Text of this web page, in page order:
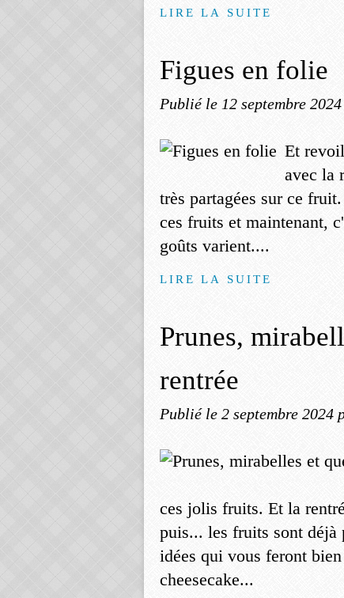
LIRE LA SUITE
Figues en folie
Publié le 12 septembre 2024
Et
avec la
très partagées sur ce
ces fruits et maintenant,
goûts varient....
LIRE LA SUITE
Prunes,
rentrée
Publié le 2 septembre 2024
ces jolis fruits. Et la
puis... les fruits sont déjà
idées qui vous feront
cheesecake...